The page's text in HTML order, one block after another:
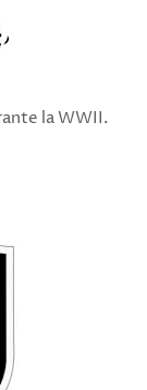
la WWII.